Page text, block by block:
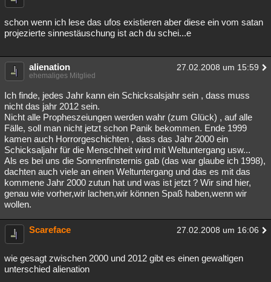
schon wenn ich lese das ufos existieren aber diese ein vom satan
projezierte sinnestäuschung ist ach du schei...e
alienation 27.02.2008 um 15:59
ehemaliges Mitglied
Ich finde, jedes Jahr kann ein Schicksalsjahr sein , dass muss
nicht das jahr 2012 sein.
Nicht alle Propheszeiungen werden wahr (zum Glück) , auf alle
Fälle, soll man nicht jetzt schon Panik bekommen. Ende 1999
kamen auch Horrorgeschichten , dass das Jahr 2000 ein
Schicksaljahr für die Menschheit wird mit Weltuntergang usw...
Als es bei uns die Sonnenfinsternis gab (das war glaube ich 1998),
dachten auch viele an einen Weltuntergang und das es mit das
kommene Jahr 2000 zutun hat und was ist jetzt ? Wir sind hier,
genau wie vorher,wir lachen,wir können Spaß haben,wenn wir
wollen.
Scareface 27.02.2008 um 16:06
wie gesagt zwischen 2000 und 2012 gibt es einen gewaltigen
unterschied alienation